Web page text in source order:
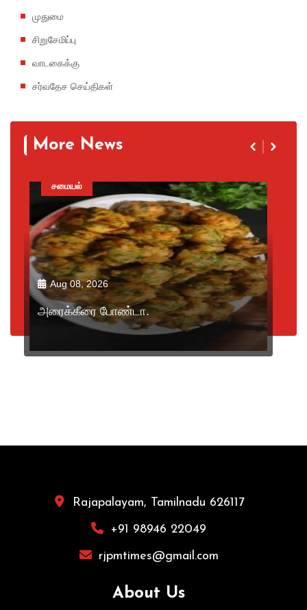
முதுமை
சிறுசேமிப்பு
வாடகைக்கு
சர்வதேச செய்திகள்
More News
Aug 08, 2026
அரைக்கீரை போண்டா.
சமையல்
Rajapalayam, Tamilnadu 626117
+91 98946 22049
rjpmtimes@gmail.com
About Us